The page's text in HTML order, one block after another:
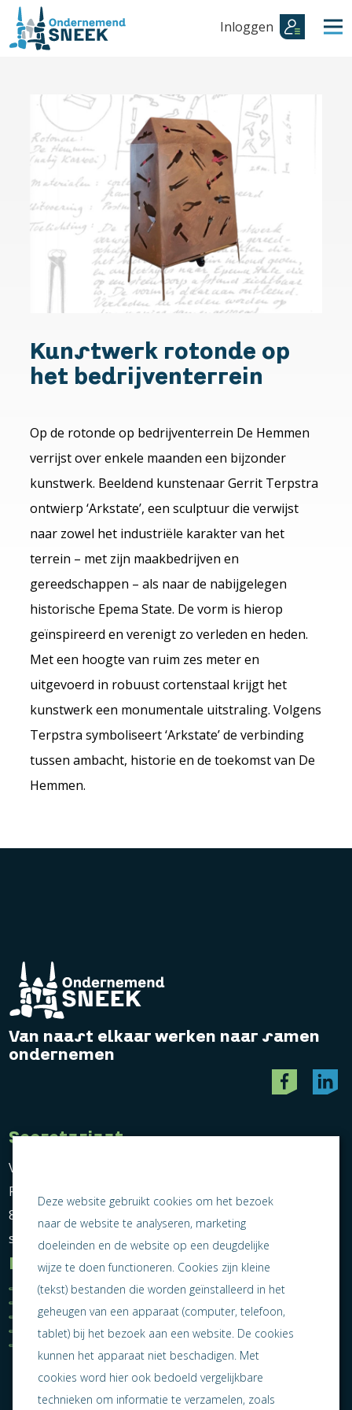
Inloggen
Kunstwerk rotonde op
het bedrijventerrein
Op de rotonde op bedrijventerrein De Hemmen
verrijst over enkele maanden een bijzonder
kunstwerk. Beeldend kunstenaar Gerrit Terpstra
ontwierp ‘Arkstate’, een sculptuur die verwijst
naar zowel het industriële karakter van het
terrein – met zijn maakbedrijven en
gereedschappen – als naar de nabijgelegen
historische Epema State. De vorm is hierop
geïnspireerd en verenigt zo verleden en heden.
Met een hoogte van ruim zes meter en
uitgevoerd in robuust cortenstaal krijgt het
kunstwerk een monumentale uitstraling. Volgens
Terpstra symboliseert ‘Arkstate’ de verbinding
tussen ambacht, historie en de toekomst van De
Hemmen.
Van naast elkaar werken naar samen
ondernemen
Secretariaat
Vereniging Ondernemend Sneek
Postbus 464
8600 AL Sneek
secretariaat@ondernemendsneek.nl
Informatie
Ledenoverzicht
Statuten
Algemene voorwaarden
Privacy statement
Jaarverslag 2025
Nieuws
Activiteiten
Lid worden
Contact
Deze website gebruikt cookies om het bezoek
naar de website te analyseren, marketing
doeleinden en de website op een deugdelijke
wijze te doen functioneren. Cookies zijn kleine
(tekst) bestanden die worden geïnstalleerd in het
geheugen van een apparaat (computer, telefoon,
tablet) bij het bezoek aan een website. De cookies
kunnen het apparaat niet beschadigen. Met
cookies word hier ook bedoeld vergelijkbare
technieken om informatie te verzamelen, zoals